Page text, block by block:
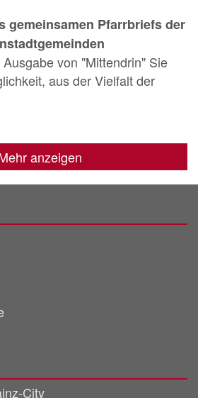
gemeinsamen Pfarrbriefs der
von "Mittendrin" Sie
aus der Vielfalt der
anzeigen
City